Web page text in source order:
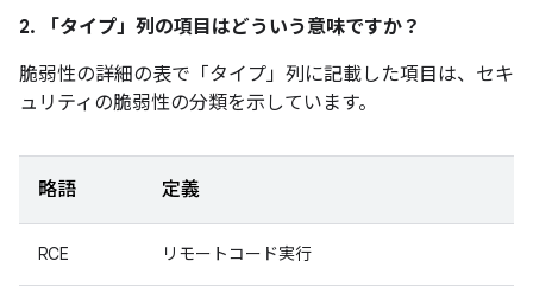
2. 「タイプ」 列の項目はどういう意味ですか？
脆弱性の詳細の表で「タイプ」 列に記載した項目は、セキ
ュリティの脆弱性の分類を示しています。
略語 定義
RCE リモートコード実行